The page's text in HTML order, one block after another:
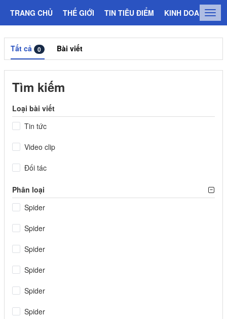
TRANG CHỦ THẾ GIỚI TIN TIÊU ĐIỂM KINH DOANH
Tất cả 0 Bài viết
Tìm kiếm
Loại bài viết
Tin tức
Video clip
Đối tác
Phân loại
Spider
Spider
Spider
Spider
Spider
Spider